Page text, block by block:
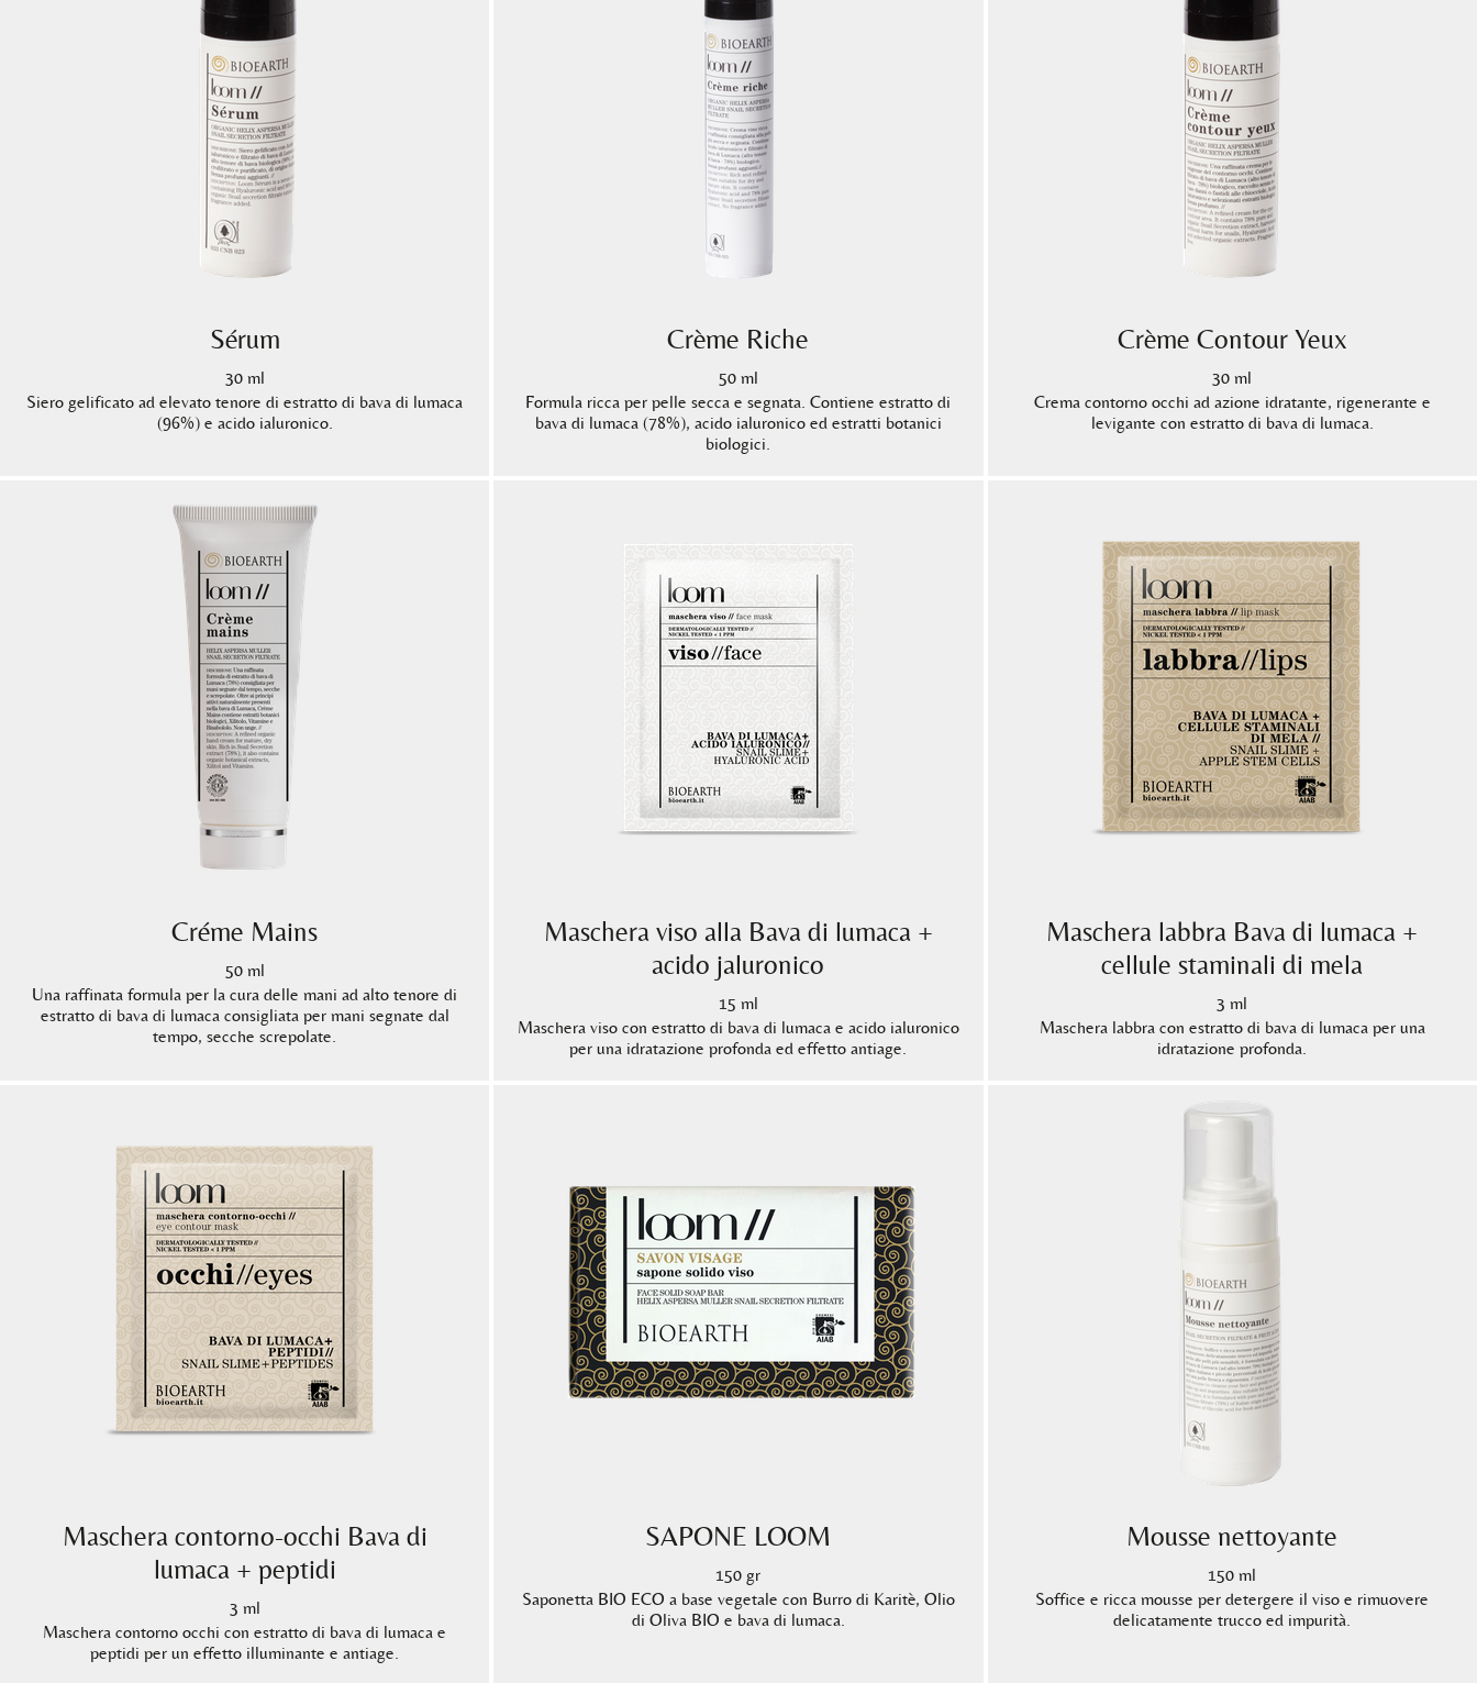
Sérum
30 ml
Siero gelificato ad elevato tenore di estratto di bava di lumaca
(96%) e acido ialuronico.
Crème Riche
50 ml
Formula ricca per pelle secca e segnata. Contiene estratto di
bava di lumaca (78%), acido ialuronico ed estratti botanici
biologici.
Crème Contour Yeux
30 ml
Crema contorno occhi ad azione idratante, rigenerante e
levigante con estratto di bava di lumaca.
Créme Mains
50 ml
Una raffinata formula per la cura delle mani ad alto tenore di
estratto di bava di lumaca consigliata per mani segnate dal
tempo, secche screpolate.
Maschera viso alla Bava di lumaca +
acido jaluronico
15 ml
Maschera viso con estratto di bava di lumaca e acido ialuronico
per una idratazione profonda ed effetto antiage.
Maschera labbra Bava di lumaca +
cellule staminali di mela
3 ml
Maschera labbra con estratto di bava di lumaca per una
idratazione profonda.
Maschera contorno-occhi Bava di
lumaca + peptidi
3 ml
Maschera contorno occhi con estratto di bava di lumaca e
peptidi per un effetto illuminante e antiage.
SAPONE LOOM
150 gr
Saponetta BIO ECO a base vegetale con Burro di Karitè, Olio
di Oliva BIO e bava di lumaca.
Mousse nettoyante
150 ml
Soffice e ricca mousse per detergere il viso e rimuovere
delicatamente trucco ed impurità.